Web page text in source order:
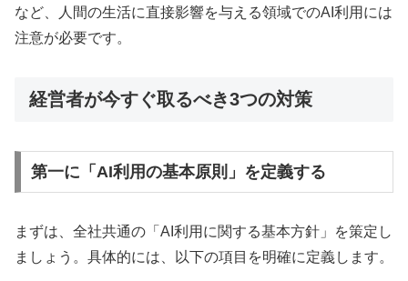
など、人間の生活に直接影響を与える領域でのAI利用には
注意が必要です。
経営者が今すぐ取るべき3つの対策
第一に「AI利用の基本原則」を定義する
まずは、全社共通の「AI利用に関する基本方針」を策定し
ましょう。具体的には、以下の項目を明確に定義します。